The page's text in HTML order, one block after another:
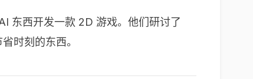
东西开发一款 2D 游戏。他们研讨了
时刻的东西。